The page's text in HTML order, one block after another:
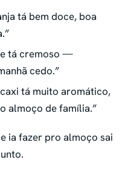
tá bem doce, boa
tá cremoso —
cedo.”
tá muito aromático,
almoço de família.”
ia fazer pro almoço sai